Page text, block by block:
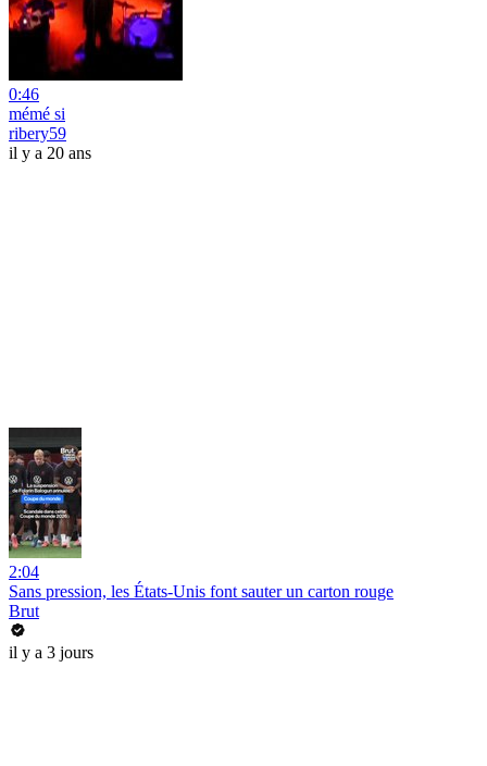
0:46
mémé si
ribery59
il y a 20 ans
2:04
Sans pression, les États-Unis font sauter un carton rouge
Brut
il y a 3 jours